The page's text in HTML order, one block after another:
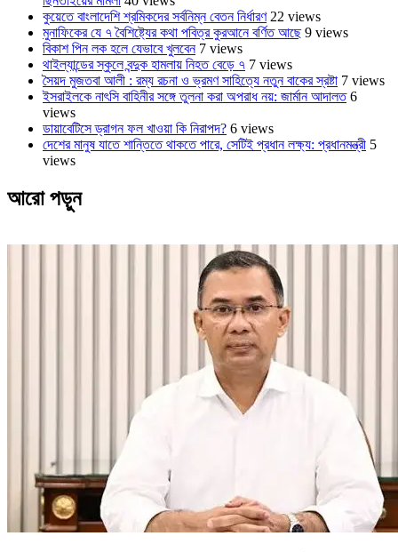
কুয়েতে বাংলাদেশি শ্রমিকদের সর্বনিম্ন বেতন নির্ধারণ 22 views
মুনাফিকের যে ৭ বৈশিষ্ট্যের কথা পবিত্র কুরআনে বর্ণিত আছে 9 views
বিকাশ পিন লক হলে যেভাবে খুলবেন 7 views
থাইল্যান্ডের স্কুলে বন্দুক হামলায় নিহত বেড়ে ৭ 7 views
সৈয়দ মুজতবা আলী : রম্য রচনা ও ভ্রমণ সাহিত্যে নতুন বাকের স্রষ্টা 7 views
ইসরাইলকে নাৎসি বাহিনীর সঙ্গে তুলনা করা অপরাধ নয়: জার্মান আদালত 6
views
ডায়াবেটিসে ড্রাগন ফল খাওয়া কি নিরাপদ? 6 views
দেশের মানুষ যাতে শান্তিতে থাকতে পারে, সেটিই প্রধান লক্ষ্য: প্রধানমন্ত্রী 5
views
আরো পড়ুন